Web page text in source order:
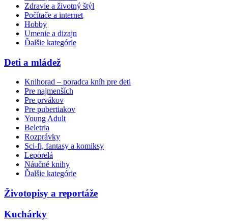
Zdravie a životný štýl
Počítače a internet
Hobby
Umenie a dizajn
Ďalšie kategórie
Deti a mládež
Knihorad – poradca kníh pre deti
Pre najmenších
Pre prvákov
Pre pubertiakov
Young Adult
Beletria
Rozprávky
Sci-fi, fantasy a komiksy
Leporelá
Náučné knihy
Ďalšie kategórie
Životopisy a reportáže
Kuchárky